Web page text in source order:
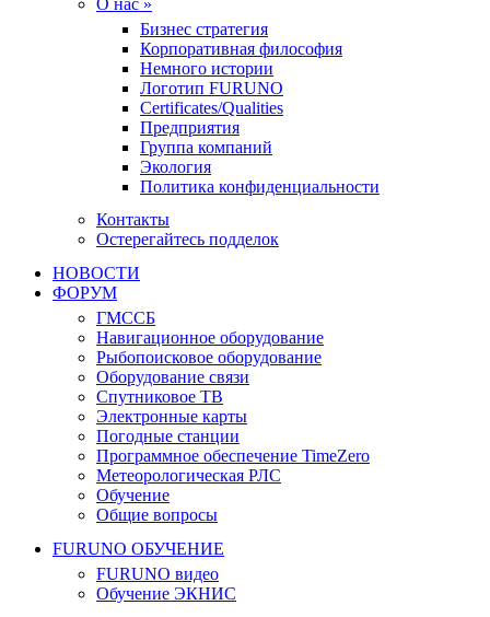
Бизнес стратегия
Корпоративная философия
Немного истории
Логотип FURUNO
Certificates/Qualities
Предприятия
Группа компаний
Экология
Политика конфиденциальности
Контакты
Остерегайтесь подделок
НОВОСТИ
ФОРУМ
ГМССБ
Навигационное оборудование
Рыбопоисковое оборудование
Оборудование связи
Спутниковое ТВ
Электронные карты
Погодные станции
Программное обеспечение TimeZero
Метеорологическая РЛС
Обучение
Общие вопросы
FURUNO ОБУЧЕНИЕ
FURUNO видео
Обучение ЭКНИС